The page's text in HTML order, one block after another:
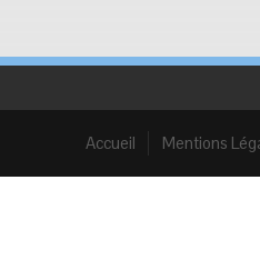
Accueil Mentions